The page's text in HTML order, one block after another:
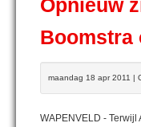
Opnieuw
Boomstra
maandag 18 apr 2011 |
WAPENVELD -